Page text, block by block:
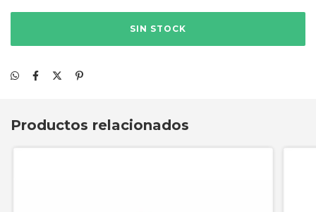
Productos relacionados